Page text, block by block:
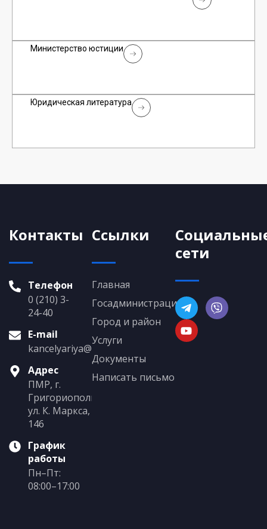
Министерство юстиции
Юридическая литература
Контакты
Телефон
0 (210) 3-
24-40
E-mail
kancelyariya@grigoriopol.gospmr.org
Адрес
ПМР, г.
Григориополь,
ул. К. Маркса,
146
График
работы
Пн–Пт:
08:00–17:00
Ссылки
Главная
Госадминистрация
Город и район
Услуги
Документы
Написать письмо
сети